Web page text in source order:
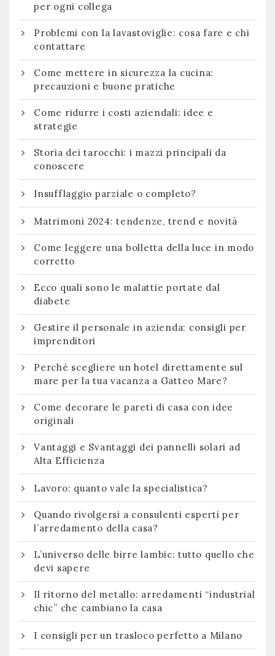
per ogni collega
Problemi con la lavastoviglie: cosa fare e chi
contattare
Come mettere in sicurezza la cucina:
precauzioni e buone pratiche
Come ridurre i costi aziendali: idee e
strategie
Storia dei tarocchi: i mazzi principali da
conoscere
Insufflaggio parziale o completo?
Matrimoni 2024: tendenze, trend e novità
Come leggere una bolletta della luce in modo
corretto
Ecco quali sono le malattie portate dal
diabete
Gestire il personale in azienda: consigli per
imprenditori
Perché scegliere un hotel direttamente sul
mare per la tua vacanza a Gatteo Mare?
Come decorare le pareti di casa con idee
originali
Vantaggi e Svantaggi dei pannelli solari ad
Alta Efficienza
Lavoro: quanto vale la specialistica?
Quando rivolgersi a consulenti esperti per
l’arredamento della casa?
L’universo delle birre lambic: tutto quello che
devi sapere
Il ritorno del metallo: arredamenti “industrial
chic” che cambiano la casa
I consigli per un trasloco perfetto a Milano